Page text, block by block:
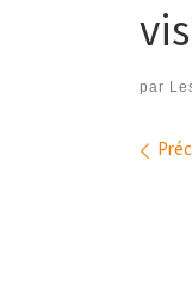
par